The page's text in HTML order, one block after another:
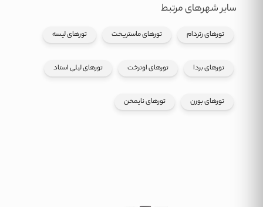
سایر شهرهای مرتبط
تورهای رتردام تورهای ماستریخت تورهای لیسه
تورهای بردا تورهای اوترخت تورهای لیلی استاد
تورهای بورن تورهای نایمخن